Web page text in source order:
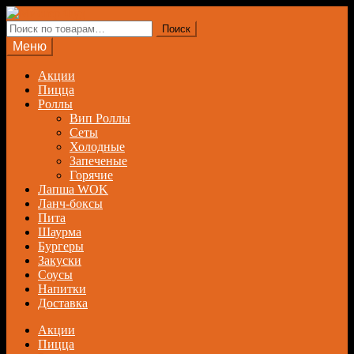
Перейти
к
навигации
Перейти
к
содержимому
Искать: Поиск
Меню
Акции
Пицца
Роллы
Вип Роллы
Сеты
Холодные
Запеченые
Горячие
Лапша WOK
Ланч-боксы
Пита
Шаурма
Бургеры
Закуски
Соусы
Напитки
Доставка
Акции
Пицца